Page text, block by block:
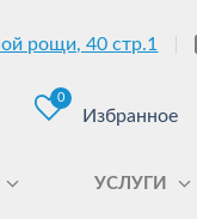
рощи, 40 стр.1
0
Избранное
УСЛУГИ